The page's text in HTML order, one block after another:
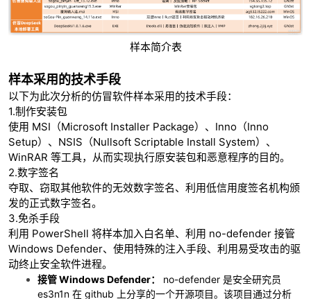
样本简介表
样本采用的技术手段
以下为此次分析的仿冒软件样本采用的技术手段：
1.制作安装包
使用 MSI（Microsoft Installer Package）、Inno（Inno
Setup）、NSIS（Nullsoft Scriptable Install System）、
WinRAR 等工具，从而实现执行原安装包和恶意程序的目的。
2.数字签名
夺取、窃取其他软件的无效数字签名、利用低信用度签名机构颁
发的正式数字签名。
3.免杀手段
利用 PowerShell 将样本加入白名单、利用 no-defender 接管
Windows Defender、使用特殊的注入手段、利用易受攻击的驱
动终止安全软件进程。
接管 Windows Defender：
no-defender 是安全研究员
es3n1n 在 github 上分享的一个开源项目。该项目通过分析